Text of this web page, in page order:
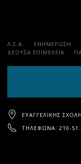
Λ.Σ.Α. ΕΝΗΜΕΡΩΣΗ
ΔΕΟΥΣΑ ΕΠΙΜΕΛΕΙΑ
ΕΥΑΓΓΕΛΙΚΉΣ
ΤΗΛΈΦΩΝΑ: 210-